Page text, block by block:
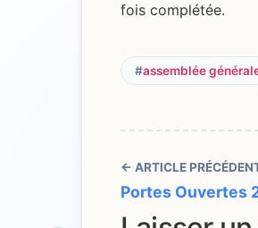
fois complétée.
#assemblée
← ARTICLE
Portes Ouvertes